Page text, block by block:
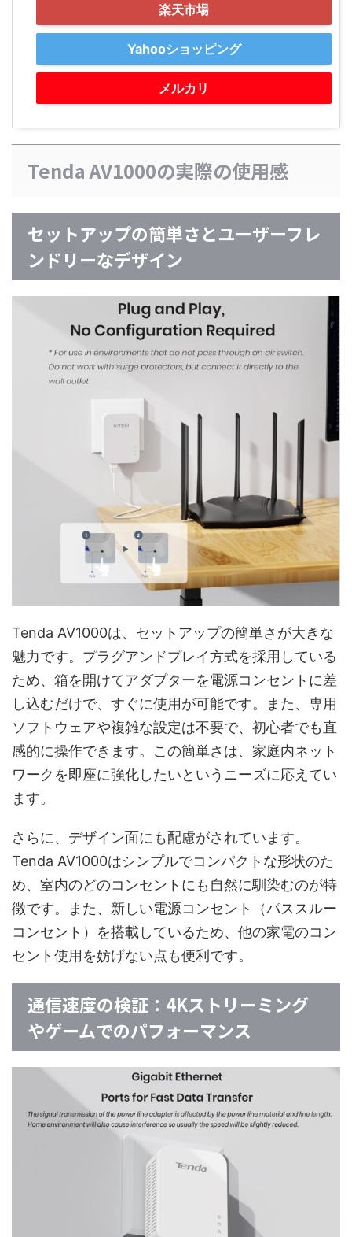
楽天市場
Yahooショッピング
メルカリ
Tenda AV1000の実際の使用感
セットアップの簡単さとユーザーフレ
ンドリーなデザイン
Tenda AV1000は、セットアップの簡単さが大きな
魅力です。プラグアンドプレイ方式を採用している
ため、箱を開けてアダプターを電源コンセントに差
し込むだけで、すぐに使用が可能です。また、専用
ソフトウェアや複雑な設定は不要で、初心者でも直
感的に操作できます。この簡単さは、家庭内ネット
ワークを即座に強化したいというニーズに応えてい
ます。
さらに、デザイン面にも配慮がされています。
Tenda AV1000はシンプルでコンパクトな形状のた
め、室内のどのコンセントにも自然に馴染むのが特
徴です。また、新しい電源コンセント（パススルー
コンセント）を搭載しているため、他の家電のコン
セント使用を妨げない点も便利です。
通信速度の検証：4Kストリーミング
やゲームでのパフォーマンス